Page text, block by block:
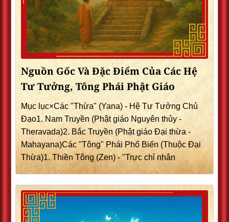
Nguồn Gốc Và Đặc Điểm Của Các Hệ
Tư Tưởng, Tông Phái Phật Giáo
Mục lục×Các "Thừa" (Yana) - Hệ Tư Tưởng Chủ
Đạo1. Nam Truyền (Phật giáo Nguyên thủy -
Theravada)2. Bắc Truyền (Phật giáo Đại thừa -
Mahayana)Các "Tông" Phái Phổ Biến (Thuộc Đại
Thừa)1. Thiền Tông (Zen) - "Trực chỉ nhân